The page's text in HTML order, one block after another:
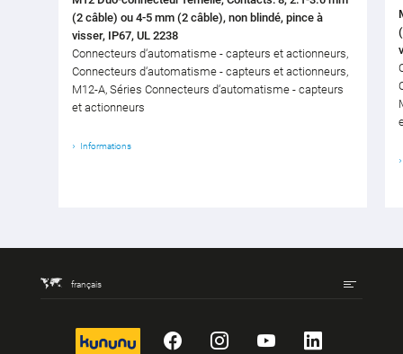
(2 câble) ou 4-5 mm (2 câble), non blindé, pince à
visser, IP67, UL 2238
Connecteurs d‘automatisme - capteurs et actionneurs,
Connecteurs d‘automatisme - capteurs et actionneurs,
M12-A, Séries Connecteurs d‘automatisme - capteurs
et actionneurs
Informations
français
kununu FacebookInstagram
YouTubeLinkedIn